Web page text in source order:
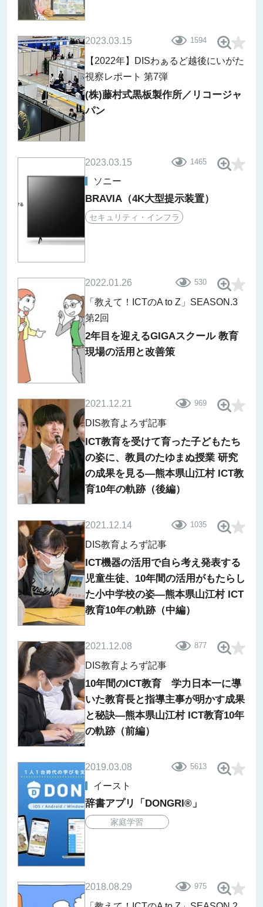
2023.03.15 1594
【2022年】DISわぁるど越後にいがた
視察レポート 第7弾
(株)藤村式黒板製作所／リコージャ
パン
2023.03.15 1465
ソニー
BRAVIA（4K大型提示装置）
セキュリティ・インフラ
2022.01.26 530
「教えて！ICTのA to Z」SEASON.3
第2回
2年目を迎えるGIGAスクール 教育
現場の活用と改善策
2021.12.21 969
DIS教育よろず記事
ICT教育を受けて育った子どもたち
の姿に、教員のたゆまぬ授業 研究
の成果を見る―熊本県山江村 ICT教
育10年の軌跡（後編）
2021.12.14 1035
DIS教育よろず記事
ICT機器の活用で自ら考え発表する
児童生徒、10年間の活用がもたらし
た小中学校の姿―熊本県山江村 ICT
教育10年の軌跡（中編）
2021.12.08 877
DIS教育よろず記事
10年間のICT教育 学力日本一に導
いた教育長と指導主事が明かす成果
と秘訣―熊本県山江村 ICT教育10年
の軌跡（前編）
2019.03.08 5613
イースト
辞書アプリ「DONGRI®」
家庭学習
2018.08.29 975